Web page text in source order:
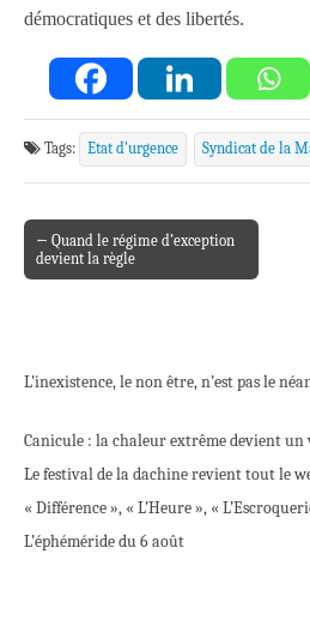
démocratiques et des libertés.
Tags: Etat d'urgence Syndicat de la
Post navigation
← Quand le régime d’exception
devient la règle
L’inexistence, le non être, n’est pas le
Canicule : la chaleur extrême devient
Le festival de la dachine revient tout le
« Différence », « L’Heure », «
L’éphéméride du 6 août